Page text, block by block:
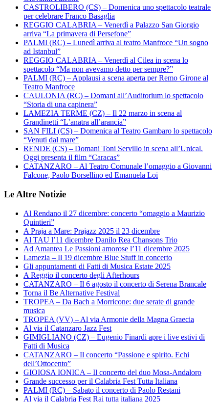
CASTROLIBERO (CS) – Domenica uno spettacolo teatrale
per celebrare Franco Basaglia
REGGIO CALABRIA – Venerdì a Palazzo San Giorgio
arriva “La primavera di Persefone”
PALMI (RC) – Lunedì arriva al teatro Manfroce “Un sogno
ad Istanbul”
REGGIO CALABRIA – Venerdì al Cilea in scena lo
spettacolo “Ma non avevamo detto per sempre?”
PALMI (RC) – Applausi a scena aperta per Remo Girone al
Teatro Manfroce
CAULONIA (RC) – Domani all’Auditorium lo spettacolo
“Storia di una capinera”
LAMEZIA TERME (CZ) – Il 22 marzo in scena al
Grandinetti “L’anatra all’arancia”
SAN FILI (CS) – Domenica al Teatro Gambaro lo spettacolo
“Venuti dal mare”
RENDE (CS) – Domani Toni Servillo in scena all’Unical.
Oggi presenta il film “Caracas”
CATANZARO – Al Teatro Comunale l’omaggio a Giovanni
Falcone, Paolo Borsellino ed Emanuela Loi
Le Altre Notizie
Al Rendano il 27 dicembre: concerto “omaggio a Maurizio
Quintieri”
A Praja a Mare: Prajazz 2025 il 23 dicembre
Al TAU l’11 dicembre Danilo Rea Chansons Trio
Ad Amantea Le Passioni amorose l’11 dicembre 2025
Lamezia – Il 19 dicembre Blue Stuff in concerto
Gli appuntamenti di Fatti di Musica Estate 2025
A Reggio il concerto degli Afterhours
CATANZARO – Il 6 agosto il concerto di Serena Brancale
Torna il Be Alternative Festival
TROPEA – Da Bach a Morricone: due serate di grande
musica
TROPEA (VV) – Al via Armonie della Magna Graecia
Al via il Catanzaro Jazz Fest
GIMIGLIANO (CZ) – Eugenio Finardi apre i live estivi di
Fatti di Musica
CATANZARO – Il concerto “Passione e spirito. Echi
dell’Ottocento”
GIOIOSA IONICA – Il concerto del duo Mosa-Andaloro
Grande successo per il Calabria Fest Tutta Italiana
PALMI (RC) – Sabato il concerto di Paolo Restani
Al via il Calabria Fest Rai tutta italiana 2025